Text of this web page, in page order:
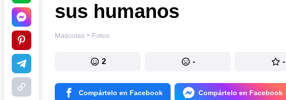
sus humanos
Mascotas · Fotos
2 - -
Compártelo en Facebook Compártelo en Facebook